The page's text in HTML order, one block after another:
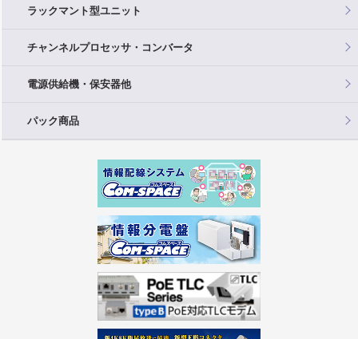
ラックマント型ユニット
チャンネルプロセッサ・コンバータ
電源供給機・保安器他
パック商品